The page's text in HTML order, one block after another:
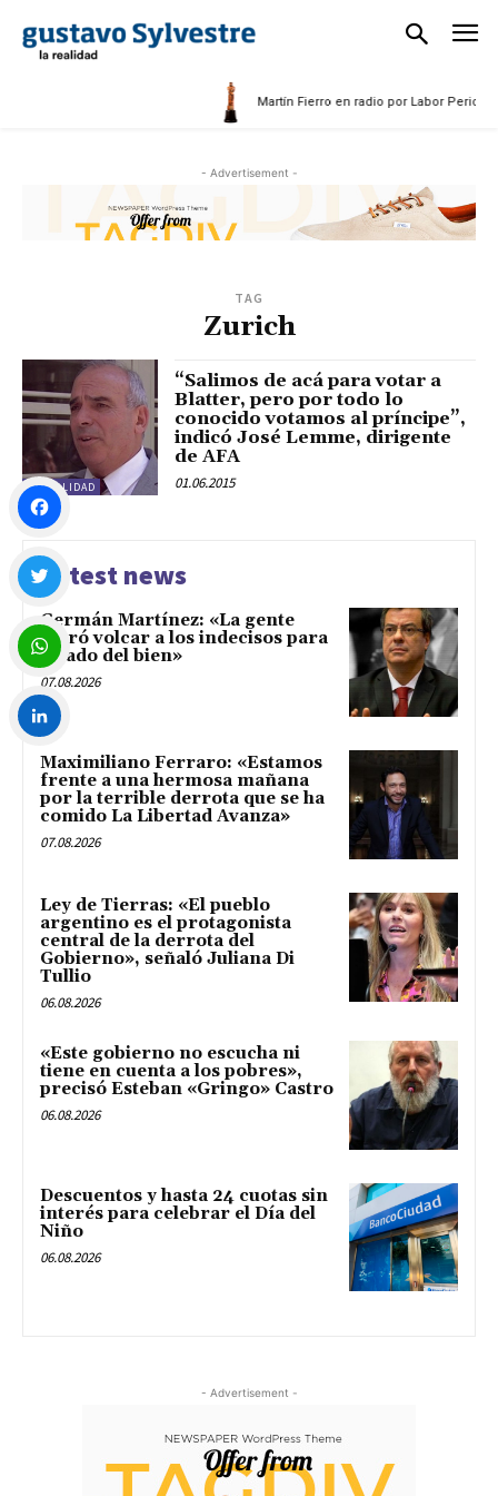
Martín Fierro en radio por Labor
- Advertisement -
TAG
Zurich
ACTUALIDAD
“Salimos de acá para votar a
Blatter, pero por todo lo
conocido votamos al príncipe”,
indicó José Lemme, dirigente
de AFA
01.06.2015
Latest news
Germán Martínez: «La gente
logró volcar a los indecisos para
el lado del bien»
07.08.2026
Maximiliano Ferraro: «Estamos
frente a una hermosa mañana
por la terrible derrota que se ha
comido La Libertad Avanza»
07.08.2026
Ley de Tierras: «El pueblo
argentino es el protagonista
central de la derrota del
Gobierno», señaló Juliana Di
Tullio
06.08.2026
«Este gobierno no escucha ni
tiene en cuenta a los pobres»,
precisó Esteban «Gringo» Castro
06.08.2026
Descuentos y hasta 24 cuotas sin
interés para celebrar el Día del
Niño
06.08.2026
- Advertisement -
Facebook
Twitter
WhatsApp
LinkedIn